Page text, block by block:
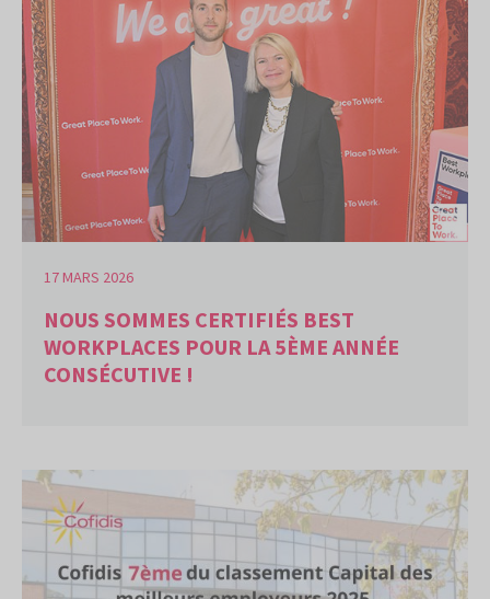
17 MARS 2026
NOUS SOMMES CERTIFIÉS BEST
WORKPLACES POUR LA 5ÈME ANNÉE
CONSÉCUTIVE !